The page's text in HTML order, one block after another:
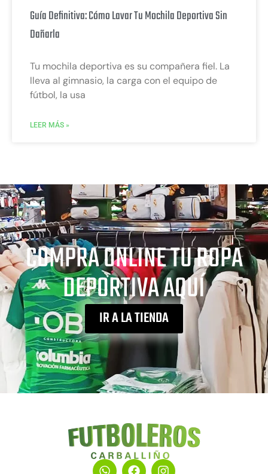
Guía Definitiva: Cómo Lavar Tu Mochila Deportiva Sin
Dañarla
Tu mochila deportiva es su compañera fiel. La
lleva al gimnasio, la carga con el equipo de
fútbol, la usa
LEER MÁS »
COMPRA ONLINE TU ROPA
DEPORTIVA AQUÍ
IR A LA TIENDA